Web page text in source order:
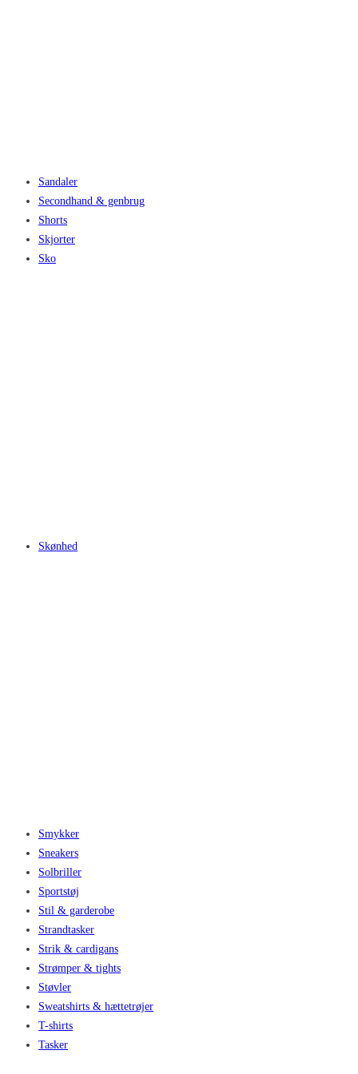
Sandaler
Secondhand & genbrug
Shorts
Skjorter
Sko
Skønhed
Smykker
Sneakers
Solbriller
Sportstøj
Stil & garderobe
Strandtasker
Strik & cardigans
Strømper & tights
Støvler
Sweatshirts & hættetrøjer
T-shirts
Tasker